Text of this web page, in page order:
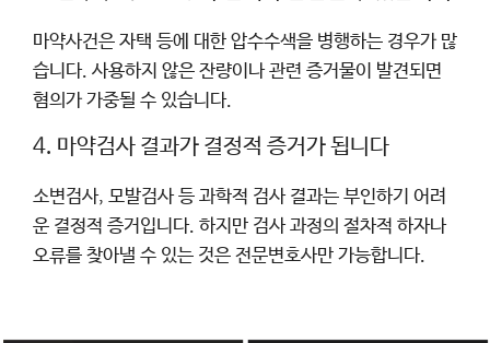
마약사건은 자택 등에 대한 압수수색을 병행하는 경우가 많
습니다. 사용하지 않은 잔량이나 관련 증거물이 발견되면
혐의가 가중될 수 있습니다.
4. 마약검사 결과가 결정적 증거가 됩니다
소변검사, 모발검사 등 과학적 검사 결과는 부인하기 어려
운 결정적 증거입니다. 하지만 검사 과정의 절차적 하자나
오류를 찾아낼 수 있는 것은 전문변호사만 가능합니다.